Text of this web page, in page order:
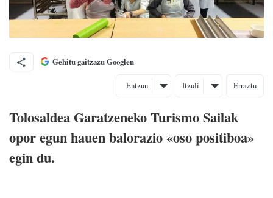
Gehitu gaitzazu Googlen
Entzun Itzuli Erraztu
Tolosaldea Garatzeneko Turismo Sailak
opor egun hauen balorazio «oso positiboa»
egin du.